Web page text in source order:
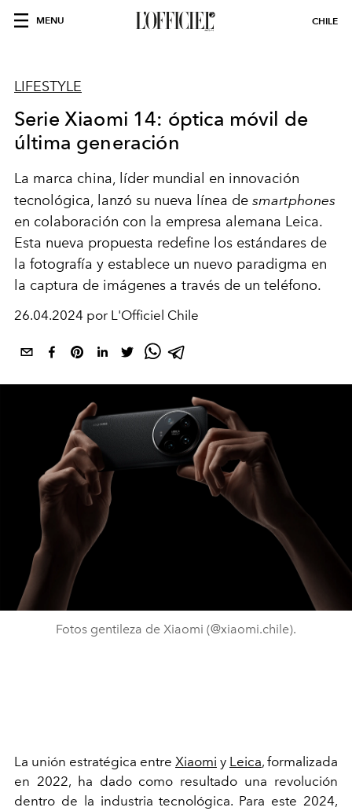
MENU CHILE
LIFESTYLE
Serie Xiaomi 14: óptica móvil de
última generación
La marca china, líder mundial en innovación
tecnológica, lanzó su nueva línea de smartphones
en colaboración con la empresa alemana Leica.
Esta nueva propuesta redefine los estándares de
la fotografía y establece un nuevo paradigma en
la captura de imágenes a través de un teléfono.
26.04.2024 por L'Officiel Chile
Fotos gentileza de Xiaomi (@xiaomi.chile).
La unión estratégica entre Xiaomi y Leica, formalizada
en 2022, ha dado como resultado una revolución
dentro de la industria tecnológica. Para este 2024,